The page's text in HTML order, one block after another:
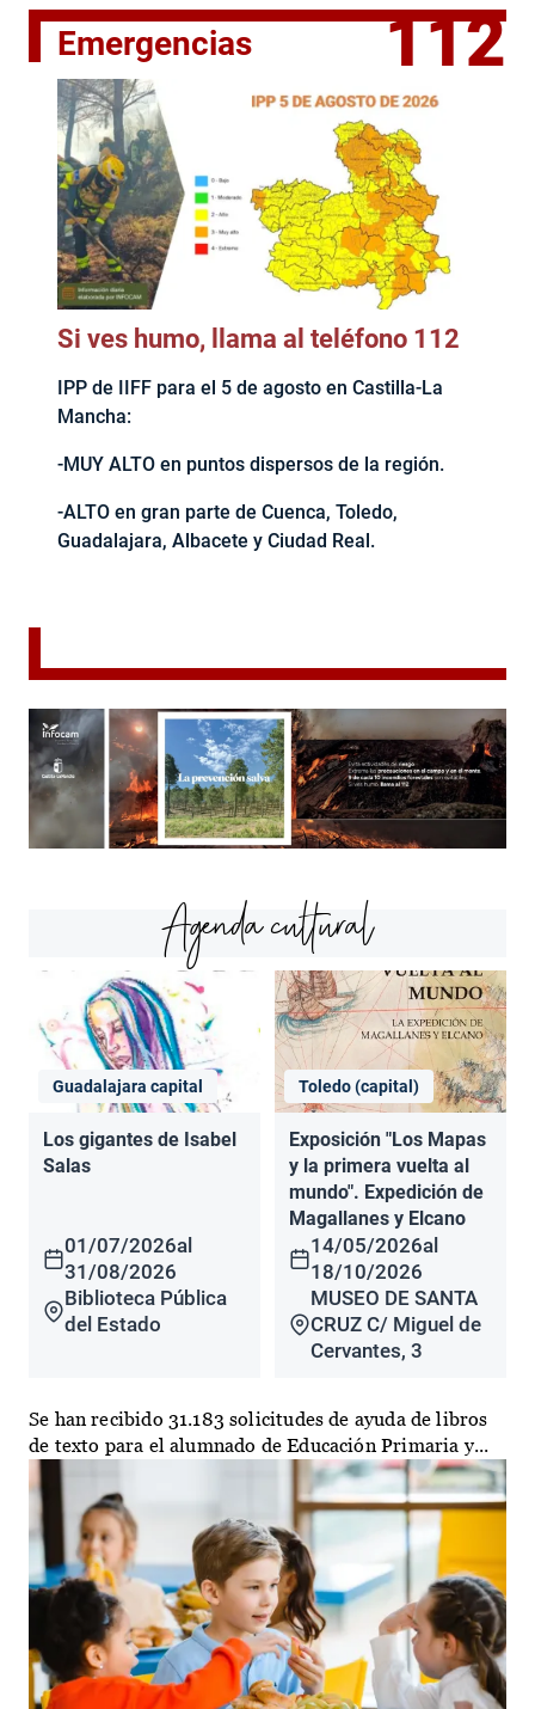
Emergencias 112
Si ves humo, llama al teléfono 112
IPP de IIFF para el 5 de agosto en Castilla-La
Mancha:
-MUY ALTO en puntos dispersos de la región.
-ALTO en gran parte de Cuenca, Toledo,
Guadalajara, Albacete y Ciudad Real.
Agenda cultural
Guadalajara capital
Los gigantes de Isabel
Salas
01/07/2026al
31/08/2026
Biblioteca Pública
del Estado
Toledo (capital)
Exposición "Los Mapas
y la primera vuelta al
mundo". Expedición de
Magallanes y Elcano
14/05/2026al
18/10/2026
MUSEO DE SANTA
CRUZ C/ Miguel de
Cervantes, 3
Se han recibido 31.183 solicitudes de ayuda de libros
de texto para el alumnado de Educación Primaria y...